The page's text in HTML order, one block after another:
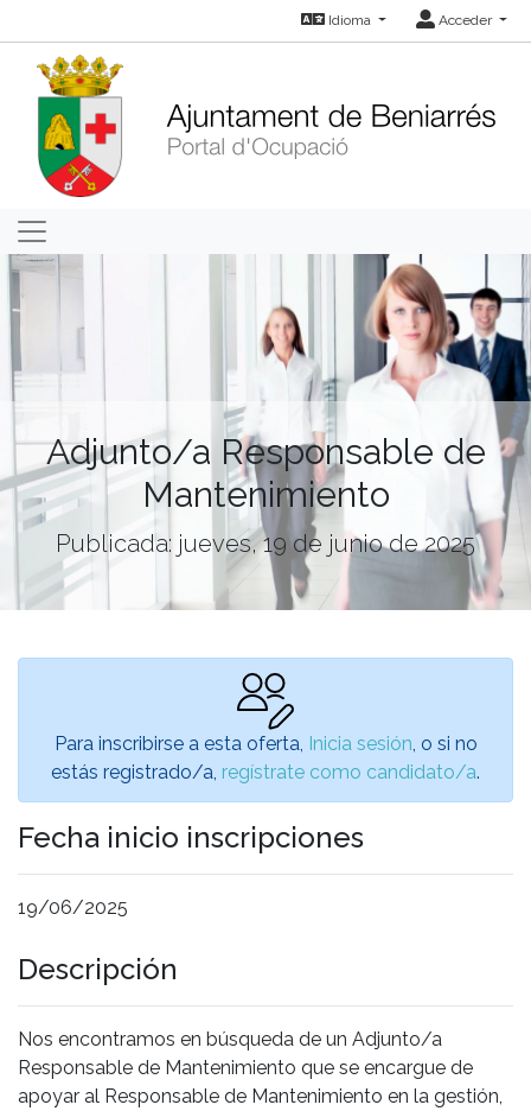
Idioma Acceder
Adjunto/a Responsable de
Mantenimiento
Publicada: jueves, 19 de junio de 2025
Para inscribirse a esta oferta, Inicia sesión , o si no
estás registrado/a, regístrate como candidato/a.
Fecha inicio inscripciones
19/06/2025
Descripción
Nos encontramos en búsqueda de un Adjunto/a
Responsable de Mantenimiento que se encargue de
apoyar al Responsable de Mantenimiento en la gestión,